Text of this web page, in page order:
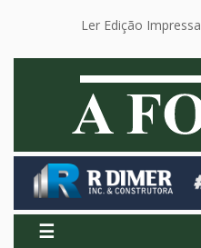
Ler Edição Impressa
☰